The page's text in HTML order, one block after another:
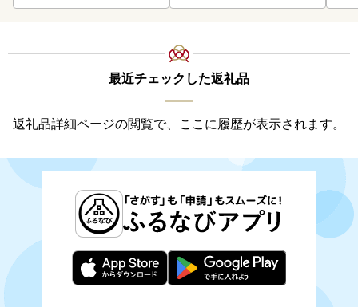
最近チェックした返礼品
返礼品詳細ページの閲覧で、ここに履歴が表示されます。